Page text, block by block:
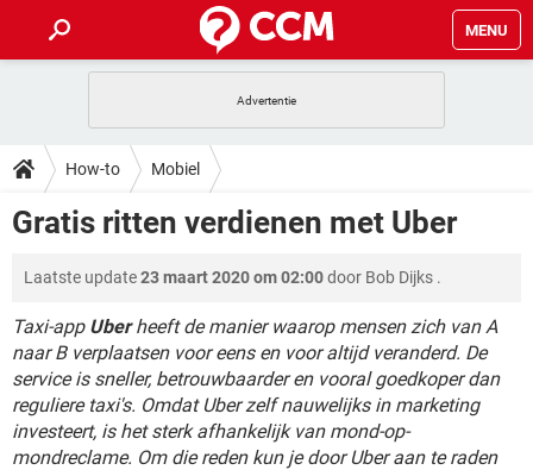
MENU
INSTAGRAM
NETFLIX CORONAVIRUS
HOW-TO
VIDEOBELLEN
INSTAGRAM WINDOWS 10
NETFLIX CORONAVIRUS
GRATIS
TIKTOK
DOWNLOADS
NETFLIX CORONAVIRUS
GRATIS SNAPCHAT
TIKTOK
FORUM
VIDEOBELLEN
INSTAGRAM WINDOWS 10
NETFLIX CORONAVIRUS
GRATIS SNAPCHAT
ARTIKELEN
VIDEOBELLEN GAMES
INSTAGRAM WINDOWS 10
NETFLIX CORONAVIRUS
How-to Mobiel
Gratis ritten verdienen met Uber
Laatste update23 maart 2020 om 02:00door Bob Dijks .
Taxi-app Uberheeft de manier waarop mensen zich van A
naar B verplaatsen voor eens en voor altijd veranderd. De
service is sneller, betrouwbaarder en vooral goedkoper dan
reguliere taxi's. Omdat Uber zelf nauwelijks in marketing
investeert, is het sterk afhankelijk van mond-op-
mondreclame. Om die reden kun je door Uber aan te raden